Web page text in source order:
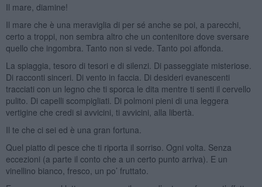
Il mare, diamine!
Il mare che è una meraviglia di per sé anche se poi, a parecchi,
certo a troppi, non sembra altro che un contenitore dove sversare
quello che ingombra. Tanto non si vede. Tanto poi affonda.
La spiaggia, tesoro di tesori e di silenzi. Di passeggiate misteriose.
Di racconti sinceri. Di vento in faccia. Di desideri evanescenti
tracciati con un legno che ti sporca le dita mentre ti senti il cervello
pulito. Di capelli scompigliati. Di polmoni pieni di una leggera
vertigine che credi si avvicini, ti avvicini, alla libertà.
Il te che ci sei ed è una gran fortuna.
Quel piatto di pesce che ti riporta il sorriso. Ogni volta. Senza
eccezioni (a parte il conto che a un certo punto arriva). E un
vinellino bianco, fresco, un po’ fruttato.